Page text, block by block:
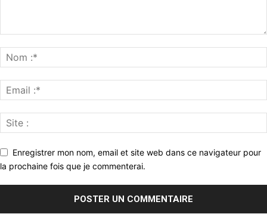
Enregistrer mon nom, email et site web dans ce navigateur pour
la prochaine fois que je commenterai.